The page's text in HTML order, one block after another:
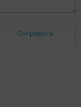
Отправить